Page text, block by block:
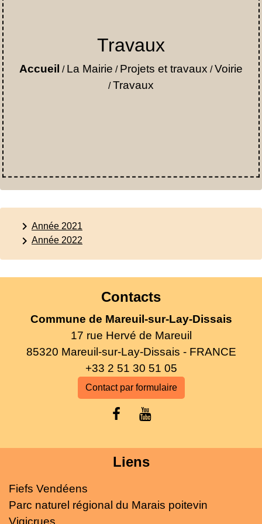
Travaux
Accueil / La Mairie / Projets et travaux /Voirie
/Travaux
keyboard_arrow_right Année 2021
keyboard_arrow_right Année 2022
Contacts
Commune de Mareuil-sur-Lay-Dissais
17 rue Hervé de Mareuil
85320 Mareuil-sur-Lay-Dissais - FRANCE
+33 2 51 30 51 05
Contact par formulaire
Liens
Fiefs Vendéens
Parc naturel régional du Marais poitevin
Vigicrues